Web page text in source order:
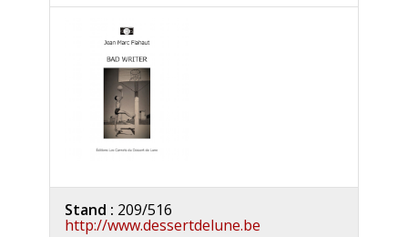
Stand : 209/516
http://www.dessertdelune.be